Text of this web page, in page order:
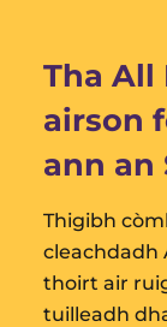
Tha All
airson
ann an
Thigibh
cleachdadh
thoirt air
tuilleadh